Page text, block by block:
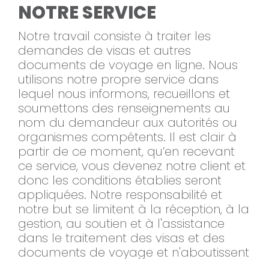
NOTRE SERVICE
Notre travail consiste à traiter les
demandes de visas et autres
documents de voyage en ligne. Nous
utilisons notre propre service dans
lequel nous informons, recueillons et
soumettons des renseignements au
nom du demandeur aux autorités ou
organismes compétents. Il est clair à
partir de ce moment, qu’en recevant
ce service, vous devenez notre client et
donc les conditions établies seront
appliquées. Notre responsabilité et
notre but se limitent à la réception, à la
gestion, au soutien et à l'assistance
dans le traitement des visas et des
documents de voyage et n'aboutissent